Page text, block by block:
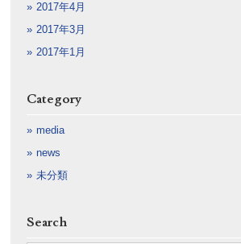
2017年4月
2017年3月
2017年1月
Category
media
news
未分類
Search